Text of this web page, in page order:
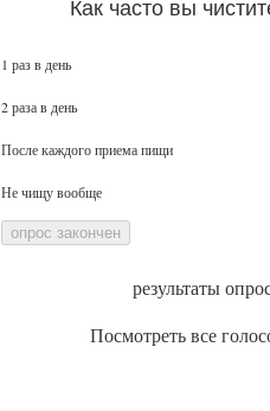
Как часто вы
1 раз в день
2 раза в день
После каждого приема пищи
Не чищу вообще
опрос закончен
результаты
Посмотреть все